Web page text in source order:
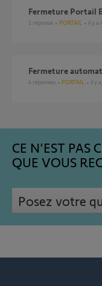
Fermeture Portail
1 réponse PORTAIL il y
Fermeture
4 réponses PORTAIL il y
CE N'EST PAS
QUE VOUS
Posez votre